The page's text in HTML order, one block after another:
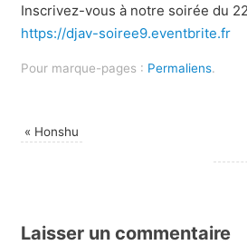
Inscrivez-vous à notre soirée du
https://djav-soiree9.eventbrite.fr
Pour marque-pages : Permaliens.
« Honshu
Laisser un commentaire